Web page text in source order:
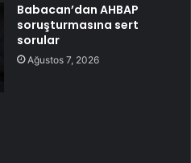
Babacan’dan AHBAP
soruşturmasına sert
sorular
Ağustos 7, 2026